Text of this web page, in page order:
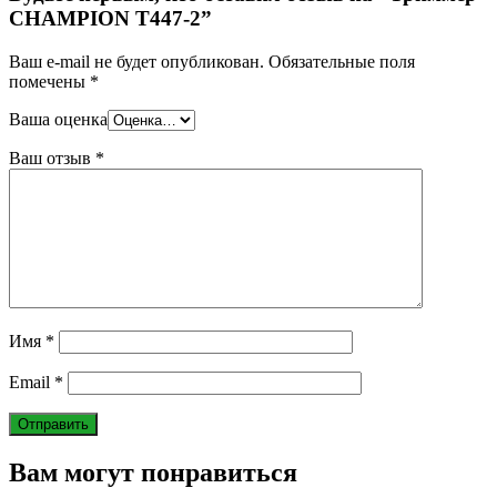
CHAMPION T447-2”
Ваш e-mail не будет опубликован. Обязательные поля
помечены *
Ваша оценка
Ваш отзыв *
Имя *
Email *
Вам могут понравиться